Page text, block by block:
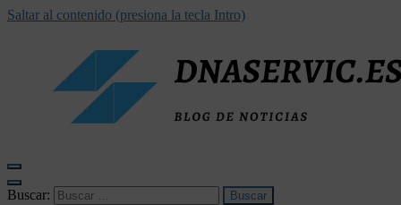
Saltar al contenido (presiona la tecla Intro)
Buscar: